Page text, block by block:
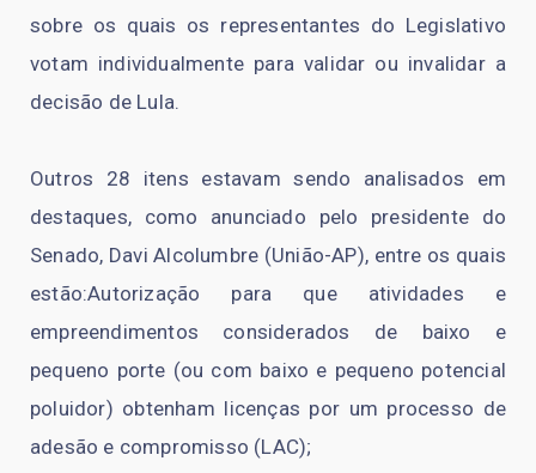
sobre os quais os representantes do Legislativo
votam individualmente para validar ou invalidar a
decisão de Lula.
Outros 28 itens estavam sendo analisados em
destaques, como anunciado pelo presidente do
Senado, Davi Alcolumbre (União-AP), entre os quais
estão:Autorização para que atividades e
empreendimentos considerados de baixo e
pequeno porte (ou com baixo e pequeno potencial
poluidor) obtenham licenças por um processo de
adesão e compromisso (LAC);